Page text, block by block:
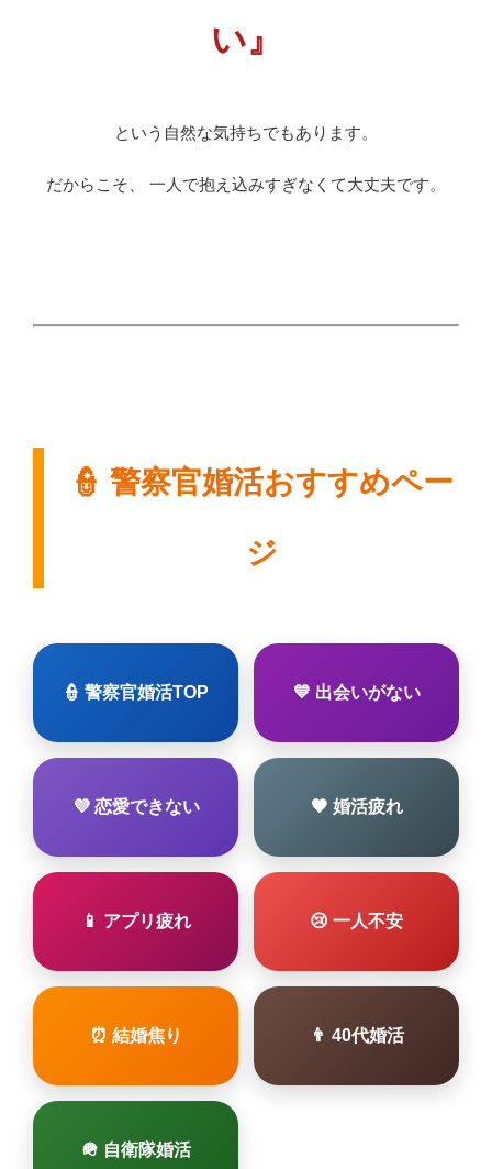
い』
という自然な気持ちでもあります。
だからこそ、 一人で抱え込みすぎなくて大丈夫です。
👮 警察官婚活おすすめペー
ジ
👮 警察官婚活TOP 💙 出会いがない
💜 恋愛できない 🖤 婚活疲れ
📱 アプリ疲れ 😢 一人不安
⏰ 結婚焦り 👨 40代婚活
🪖 自衛隊婚活